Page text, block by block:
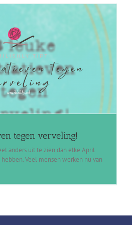
tegen verveling!
anders uit te zien dan elke April
Veel mensen werken nu van